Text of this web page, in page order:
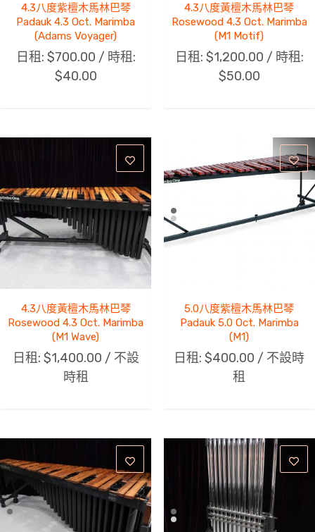
4.3八度紫檀木馬林巴琴
Padauk 4.3 Oct. Marimba
(Adams Voyager)
日租: $700.00 / 時租:
$40.00
4.3八度黃檀木馬林巴琴
Rosewood 4.3 Oct. Marimba
(M1 Motif)
日租: $1,200.00 / 時租:
$50.00
4.3八度黃檀木馬林巴琴
Rosewood 4.3 Oct. Marimba
(M1 Wave)
日租: $1,400.00 / 不設
時租
5.0八度紫檀木馬林巴琴
Padauk 5.0 Oct. Marimba
(M1)
日租:$400.00 / 不設時
租